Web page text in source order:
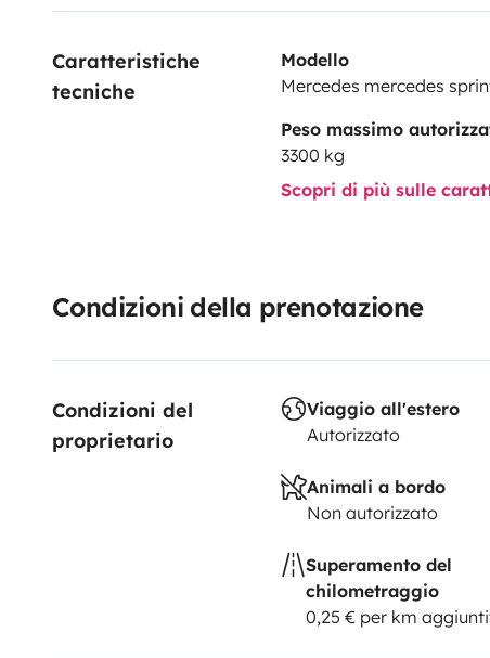
Caratteristiche
tecniche
Modello
Mercedes mercedes
Peso massimo
3300 kg
Scopri di più sulle
Condizioni della prenotazione
Condizioni del
proprietario
Viaggio all'estero
Autorizzato
Animali a bordo
Non autorizzato
Superamento del
chilometraggio
0,25 € per km